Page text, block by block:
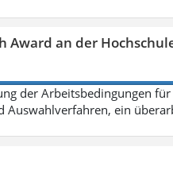
Award an der
der Arbeitsbedingungen
Auswahlverfahren, ein